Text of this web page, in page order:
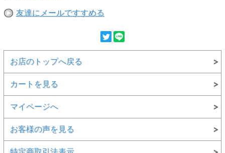
友達にメールですすめる
お店のトップへ戻る
カートを見る
マイページへ
お客様の声を見る